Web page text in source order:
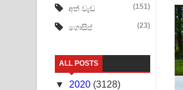
Apa Hamuwee Song
PATHINIYE Song
Sorry Sir Song Lyrics -
Mathaka Aluthin
අත් වැඩ (151)
ගොසිප් (23)
ALL POSTS
▼ 2020 (3128)